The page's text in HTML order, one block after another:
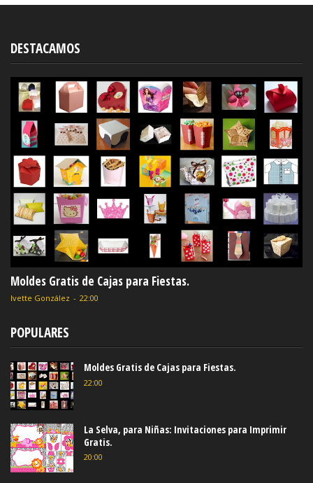
DESTACAMOS
Moldes Gratis de Cajas para Fiestas.
Ivette González - 22:00
POPULARES
Moldes Gratis de Cajas para Fiestas.
22:00
La Selva, para Niñas: Invitaciones para Imprimir
Gratis.
20:00